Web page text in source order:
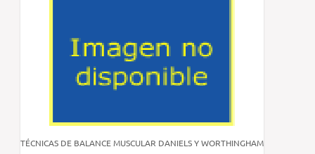
TÉCNICAS DE BALANCE MUSCULAR DANIELS Y WORTHINGHAM